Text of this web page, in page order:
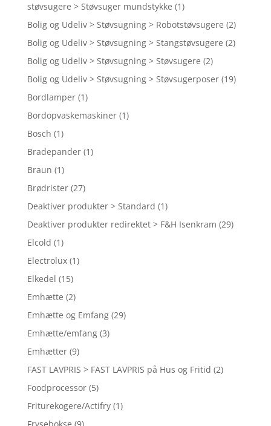
støvsugere > Støvsuger mundstykke (1)
Bolig og Udeliv > Støvsugning > Robotstøvsugere (2)
Bolig og Udeliv > Støvsugning > Stangstøvsugere (2)
Bolig og Udeliv > Støvsugning > Støvsugere (2)
Bolig og Udeliv > Støvsugning > Støvsugerposer (19)
Bordlamper (1)
Bordopvaskemaskiner (1)
Bosch (1)
Bradepander (1)
Braun (1)
Brødrister (27)
Deaktiver produkter > Standard (1)
Deaktiver produkter redirektet > F&H Isenkram (29)
Elcold (1)
Electrolux (1)
Elkedel (15)
Emhætte (2)
Emhætte og Emfang (29)
Emhætte/emfang (3)
Emhætter (9)
FAST LAVPRIS > FAST LAVPRIS på Hus og Fritid (2)
Foodprocessor (5)
Friturekogere/Actifry (1)